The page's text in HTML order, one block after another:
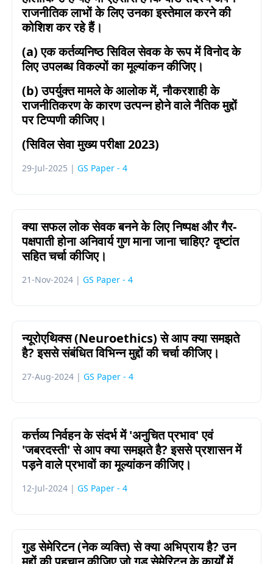
राजनीतिक लाभों के लिए उनका इस्तेमाल करने की
कोशिश कर रहे हैं।
(a)एक कर्तव्यनिष्ठ सिविल सेवक के रूप में विनोद के
लिए उपलब्ध विकल्पों का मूल्यांकन कीजिए।
(b)उपर्युक्त मामले के आलोक में,नौकरशाही के
राजनीतिकरण के कारण उत्पन्न होने वाले नैतिक मुद्दों
पर टिप्पणी कीजिए।
(सिविल सेवा मुख्य परीक्षा 2023)
29-Jul-2025 | GS Paper - 4
क्या सफल लोक सेवक बनने के लिए निष्पक्ष और गैर-
पक्षपाती होना अनिवार्य गुण माना जाना चाहिए? दृष्टांत
सहित चर्चा कीजिए।
21-Nov-2024 | GS Paper - 4
न्यूरोएथिक्स (Neuroethics) से आप क्या समझते
है? इससे संबंधित विभिन्न मुद्दों की चर्चा कीजिए।
27-Aug-2024 | GS Paper - 4
कर्त्तव्य निर्वहन के संदर्भ में 'अनुचित प्रभाव' एवं
'जबरदस्ती' से आप क्या समझते है? इससे प्रशासन में
पड़ने वाले प्रभावों का मूल्यांकन कीजिए।
12-Jul-2024 | GS Paper - 4
गुड सेमेरिटन (नेक व्यक्ति) से क्या अभिप्राय है? उन